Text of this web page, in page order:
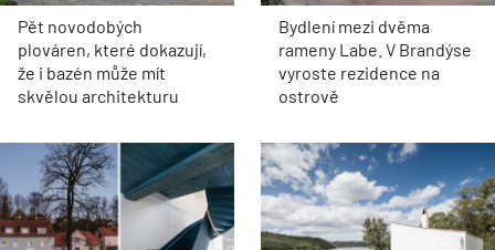
Pět novodobých
plováren, které dokazují,
že i bazén může mít
skvělou architekturu
Bydlení mezi dvěma
rameny Labe. V Brandýse
vyroste rezidence na
ostrově